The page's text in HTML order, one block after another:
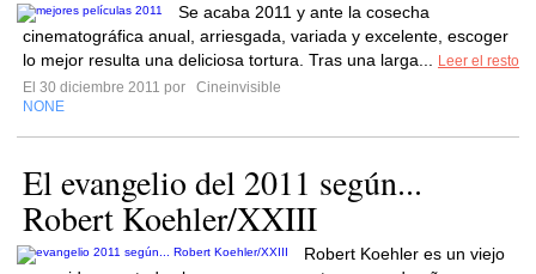
Se acaba 2011 y ante la cosecha
cinematográfica anual, arriesgada, variada y excelente, escoger
lo mejor resulta una deliciosa tortura. Tras una larga...
Leer el resto
El 30 diciembre 2011 por
Cineinvisible
NONE
El evangelio del 2011 según...
Robert Koehler/XXIII
Robert Koehler es un viejo